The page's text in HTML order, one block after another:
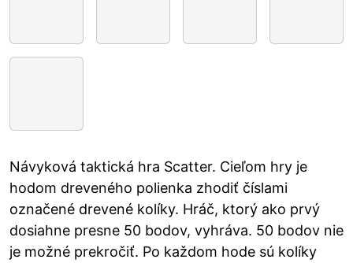
Návyková taktická hra Scatter. Cieľom hry je
hodom dreveného polienka zhodiť číslami
označené drevené kolíky. Hráč, ktorý ako prvý
dosiahne presne 50 bodov, vyhráva. 50 bodov nie
je možné prekročiť. Po každom hode sú kolíky